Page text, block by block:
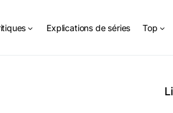
Explications de séries Top